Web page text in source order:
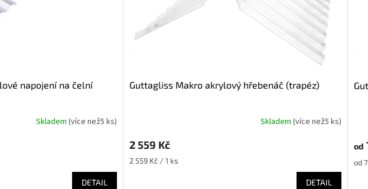
Skladem(více než5 ks)
DETAIL
Guttagliss Makro akrylový hřebenáč (trapéz)
Skladem (více než5 ks)
2 559 Kč
Měrná
2 559 Kč / 1 ks
DETAIL
od
od